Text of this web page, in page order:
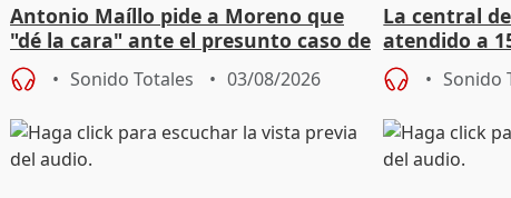
Antonio Maíllo pide a Moreno que
"dé la cara" ante el presunto caso de
acoso del CEO de ADM
Sonido Totales 03/08/2026
La central
atendido a
situación de
de CalorSonido